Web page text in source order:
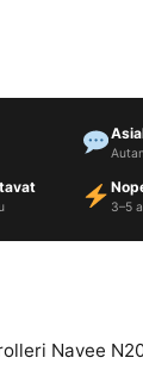
3–5
Navee